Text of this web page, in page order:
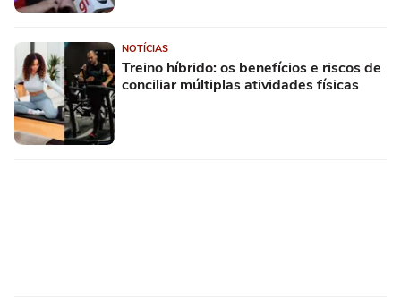
NOTÍCIAS
Treino híbrido: os benefícios e riscos de
conciliar múltiplas atividades físicas